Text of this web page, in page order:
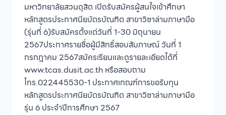
มหาวิทยาลัยสวนดุสิต เปิดรับสมัครผู้สนใจเข้าศึกษา
หลักสูตรประกาศนียบัตรบัณฑิต สาขาวิชาล่ามภาษามือ
(รุ่นที่ 6)รับสมัครตั้งแต่วันที่ 1-30 มิถุนายน
2567ประกาศรายชื่อผู้มีสิทธิ์สอบสัมภาษณ์ วันที่ 1
กรกฎาคม 2567สมัครเรียนและดูรายละเอียดได้ที่
www.tcas.dusit.ac.th หรือสอบถาม
โทร.022445530-1 ประกาศเกณฑ์การขอรับทุน
หลักสูตรประกาศนียบัตรบัณฑิต สาขาวิชาล่ามภาษามือ
รุ่น 6 ประจำปีการศึกษา 2567